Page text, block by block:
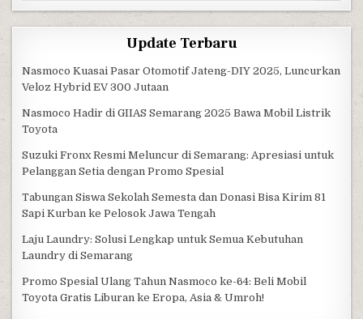
Update Terbaru
Nasmoco Kuasai Pasar Otomotif Jateng-DIY 2025, Luncurkan
Veloz Hybrid EV 300 Jutaan
Nasmoco Hadir di GIIAS Semarang 2025 Bawa Mobil Listrik
Toyota
Suzuki Fronx Resmi Meluncur di Semarang: Apresiasi untuk
Pelanggan Setia dengan Promo Spesial
Tabungan Siswa Sekolah Semesta dan Donasi Bisa Kirim 81
Sapi Kurban ke Pelosok Jawa Tengah
Laju Laundry: Solusi Lengkap untuk Semua Kebutuhan
Laundry di Semarang
Promo Spesial Ulang Tahun Nasmoco ke-64: Beli Mobil
Toyota Gratis Liburan ke Eropa, Asia & Umroh!